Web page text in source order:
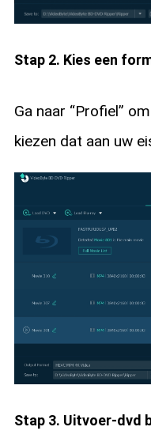
Stap 2. Kies een
Ga naar “Profiel”
kiezen dat aan uw
Stap 3. Uitvoer-dvd